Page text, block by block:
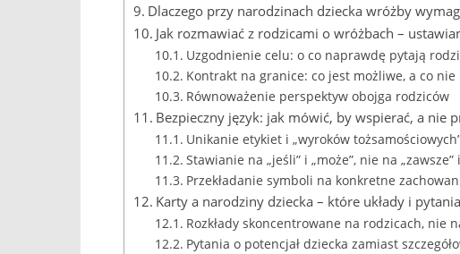
Dlaczego przy narodzinach dziecka wróżby
Jak rozmawiać z rodzicami o wróżbach –
Uzgodnienie celu: o co naprawdę pytają
Kontrakt na granice: co jest możliwe, a co nie
Równoważenie perspektyw obojga rodziców
Bezpieczny język: jak mówić, by wspierać, a nie
Unikanie etykiet i „wyroków
Stawianie na „jeśli” i „może”, nie na „zawsze”
Przekładanie symboli na konkretne
Karty a narodziny dziecka – które układy i
Rozkłady skoncentrowane na rodzicach, nie
Pytania o potencjał dziecka zamiast